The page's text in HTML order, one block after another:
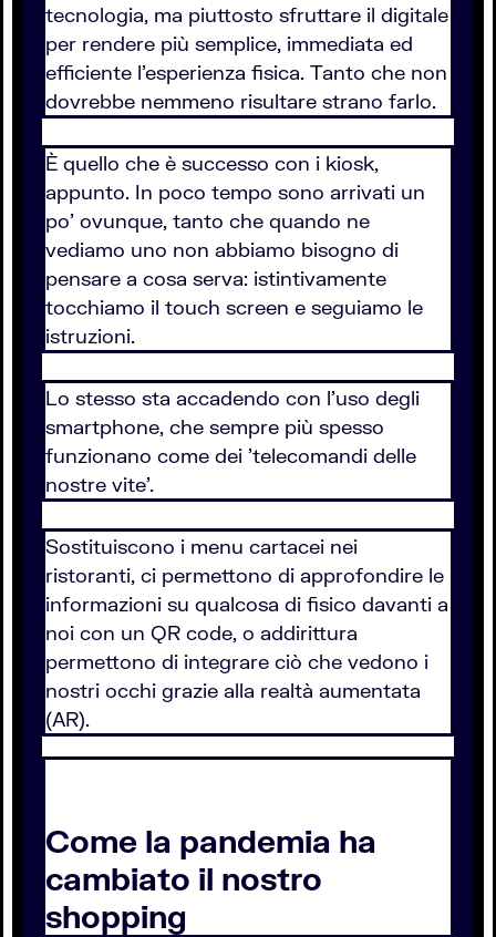
tecnologia, ma piuttosto sfruttare il digitale
per rendere più semplice, immediata ed
efficiente l'esperienza fisica. Tanto che non
dovrebbe nemmeno risultare strano farlo.
È quello che è successo con i kiosk,
appunto. In poco tempo sono arrivati un
po' ovunque, tanto che quando ne
vediamo uno non abbiamo bisogno di
pensare a cosa serva: istintivamente
tocchiamo il touch screen e seguiamo le
istruzioni.
Lo stesso sta accadendo con l'uso degli
smartphone, che sempre più spesso
funzionano come dei 'telecomandi delle
nostre vite'.
Sostituiscono i menu cartacei nei
ristoranti, ci permettono di approfondire le
informazioni su qualcosa di fisico davanti a
noi con un QR code, o addirittura
permettono di integrare ciò che vedono i
nostri occhi grazie alla realtà aumentata
(AR).
Come la pandemia ha
cambiato il nostro
shopping